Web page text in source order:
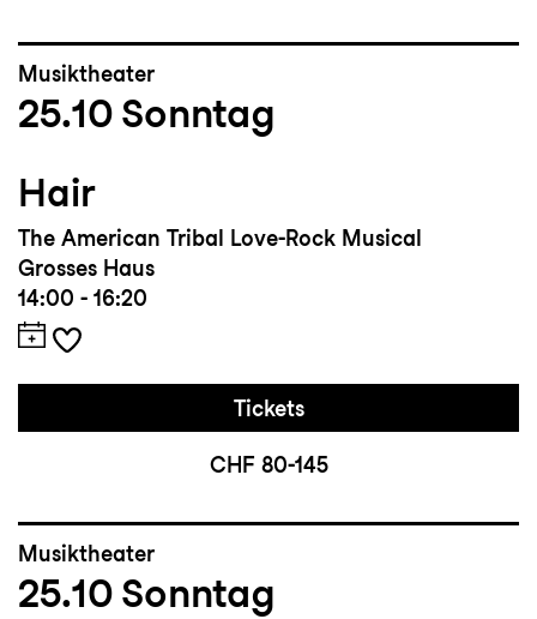
Musiktheater
25.10 Sonntag
Hair
The American Tribal Love-Rock Musical
Grosses Haus
14:00 - 16:20
Tickets
CHF 80-145
Musiktheater
25.10 Sonntag